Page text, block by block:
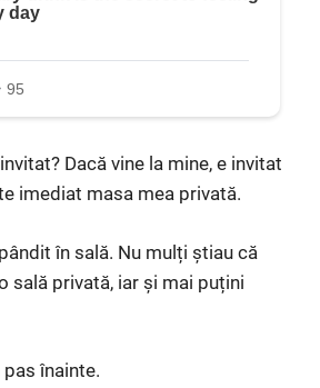
Dacă vine la mine, e invitat
imediat masa mea privată.
în sală. Nu mulți știau că
sală privată, iar și mai puțini
înainte.